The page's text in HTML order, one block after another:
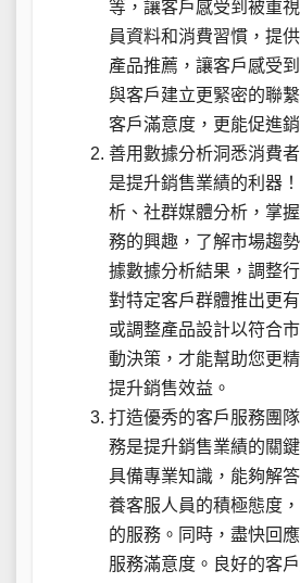
等，讓客戶感受到被重
員資料和消費習慣，提
產品推薦，讓客戶感受
與客戶建立更緊密的聯
客戶滿意度，更能促進
善用數據分析洞悉消費
是提升銷售業績的利器
析、社群媒體分析，掌
務的興趣，了解市場趨
據數據分析結果，調整
對特定客戶群體推出更
或調整產品設計以符合
動決策，才能幫助您更
提升銷售效益。
打造優秀的客戶服務團
務是提升銷售業績的關
具備專業知識，能夠解
養客服人員的積極態度
的服務。同時，盡快回
服務滿意度。良好的客